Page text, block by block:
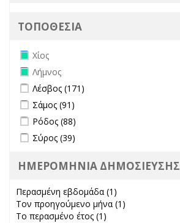
ΤΟΠΟΘΕΣΙΑ
Remove Χίος filter
Χίος
Remove Λήμνος filter
Λήμνος
Apply Λέσβος filter
Λέσβος (171)
Apply Σάμος filter
Σάμος (91)
Apply Ρόδος filter
Ρόδος (88)
Apply Σύρος filter
Σύρος (39)
ΗΜΕΡΟΜΗΝΙΑ ΔΗΜΟΣΙΕΥΣΗΣ
Περασμένη εβδομάδα (1)
Τον προηγούμενο μήνα (1)
Το περασμένο έτος (1)